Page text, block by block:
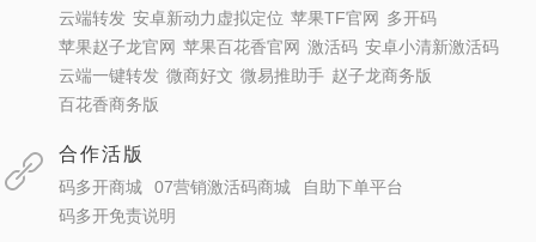
云端转发 安卓新动力虚拟定位 苹果TF官网 多开码
苹果赵子龙官网 苹果百花香官网 激活码 安卓小清新激活码
云端一键转发 微商好文 微易推助手 赵子龙商务版
百花香商务版
合作活版
码多开商城 07营销激活码商城
自助下单平台
码多开免责说明